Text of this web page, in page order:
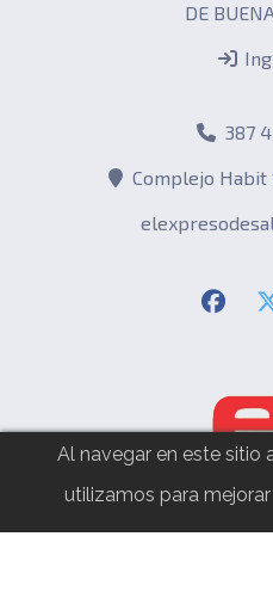
DE
387
Complejo Habit
Al navegar en este sitio
utilizamos para